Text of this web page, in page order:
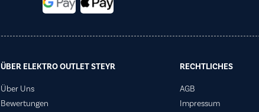
ÜBER ELEKTRO OUTLET STEYR
Über Uns
Bewertungen
RECHTLICHES
AGB
Impressum